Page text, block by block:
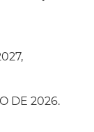
DE 2026.